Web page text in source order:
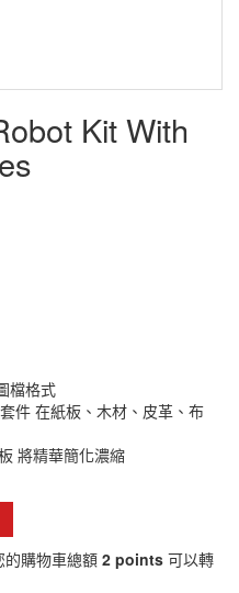
Kit With
檔格式
件 在紙板、木材、皮革、布
將精華簡化濃縮
的購物車總額 2 points 可以轉